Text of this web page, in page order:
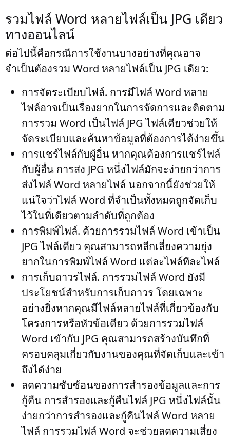
รวมไฟล์ Word หลายไฟล์เป็น JPG เดียว
ทางออนไลน์
ต่อไปนี้คือกรณีการใช้งานบางอย่างที่คุณอาจ
จำเป็นต้องรวม Word หลายไฟล์เป็น JPG เดียว:
การจัดระเบียบไฟล์. การมีไฟล์ Word หลาย
ไฟล์อาจเป็นเรื่องยากในการจัดการและติดตาม
การรวม Word เป็นไฟล์ JPG ไฟล์เดียวช่วยให้
จัดระเบียบและค้นหาข้อมูลที่ต้องการได้ง่ายขึ้น
การแชร์ไฟล์กับผู้อื่น หากคุณต้องการแชร์ไฟล์
กับผู้อื่น การส่ง JPG หนึ่งไฟล์มักจะง่ายกว่าการ
ส่งไฟล์ Word หลายไฟล์ นอกจากนี้ยังช่วยให้
แน่ใจว่าไฟล์ Word ที่จำเป็นทั้งหมดถูกจัดเก็บ
ไว้ในที่เดียวตามลำดับที่ถูกต้อง
การพิมพ์ไฟล์. ด้วยการรวมไฟล์ Word เข้าเป็น
JPG ไฟล์เดียว คุณสามารถหลีกเลี่ยงความยุ่ง
ยากในการพิมพ์ไฟล์ Word แต่ละไฟล์ทีละไฟล์
การเก็บถาวรไฟล์. การรวมไฟล์ Word ยังมี
ประโยชน์สำหรับการเก็บถาวร โดยเฉพาะ
อย่างยิ่งหากคุณมีไฟล์หลายไฟล์ที่เกี่ยวข้องกับ
โครงการหรือหัวข้อเดียว ด้วยการรวมไฟล์
Word เข้ากับ JPG คุณสามารถสร้างบันทึกที่
ครอบคลุมเกี่ยวกับงานของคุณที่จัดเก็บและเข้า
ถึงได้ง่าย
ลดความซับซ้อนของการสำรองข้อมูลและการ
กู้คืน การสำรองและกู้คืนไฟล์ JPG หนึ่งไฟล์นั้น
ง่ายกว่าการสำรองและกู้คืนไฟล์ Word หลาย
ไฟล์ การรวมไฟล์ Word จะช่วยลดความเสี่ยง